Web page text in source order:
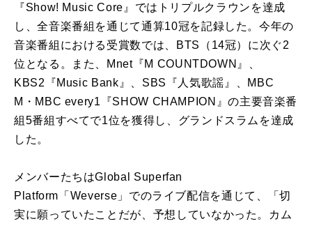
『Show! Music Core』ではトリプルクラウンを達成
し、全音楽番組を通じて通算10冠を記録した。今年の
音楽番組における受賞数では、BTS（14冠）に次ぐ2
位となる。また、Mnet『M COUNTDOWN』、
KBS2『Music Bank』、SBS『人気歌謡』、MBC
M・MBC every1『SHOW CHAMPION』の主要音楽番
組5番組すべてで1位を獲得し、グランドスラムを達成
した。
メンバーたちはGlobal Superfan
Platform「Weverse」でのライブ配信を通じて、「切
実に願っていたことだが、予想していなかった。カム